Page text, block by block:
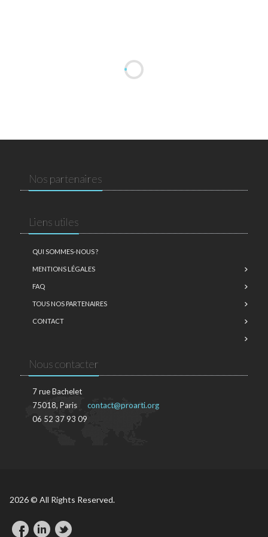
Nos partenaires
Liens utiles
QUI SOMMES-NOUS ?
MENTIONS LÉGALES
FAQ
TOUS NOS PARTENAIRES
CONTACT
Nous contacter
7 rue Bachelet
75018, Paris
06 52 37 93 09
contact@proarti.org
2026 © All Rights Reserved.